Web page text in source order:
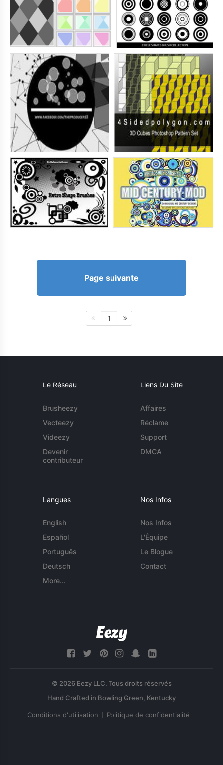
Page suivante
1
Le Réseau
Brusheezy
Vecteezy
Videezy
Devenir
contributeur
Liens Du Site
Affaires
Réclame
Support
DMCA
Langues
English
Español
Português
Deutsch
More...
Nos Infos
Nos Infos
L'Équipe
Le Blogue
Contact
© 2026 Eezy LLC. Tous droits réservés
Conditions d'utilisation Politique de confidentialité